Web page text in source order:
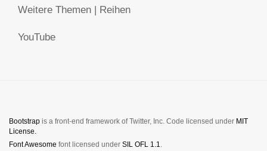
Weitere Themen | Reihen
YouTube
Bootstrap is a front-end framework of Twitter, Inc. Code licensed under MIT
License.
Font Awesome font licensed under SIL OFL 1.1